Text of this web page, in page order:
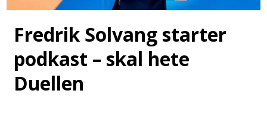
Fredrik Solvang starter
podkast – skal hete
Duellen